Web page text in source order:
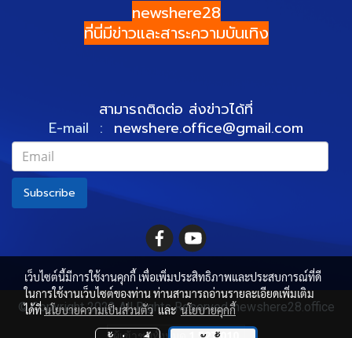
newshere28
ที่นี่มีข่าวและสาระความบันเทิง
สามารถติดต่อ ส่งข่าวได้ที่
E-mail : newshere.office@gmail.com
Subscribe
© Copyright 2022 All Rights Reserved. newshere28.office
ผู้เข้าชมทั้งหมด
1,527,010
เว็บไซต์นี้มีการใช้งานคุกกี้ เพื่อเพิ่มประสิทธิภาพและประสบการณ์ที่ดี
ในการใช้งานเว็บไซต์ของท่าน ท่านสามารถอ่านรายละเอียดเพิ่มเติม
ได้ที่นโยบายความเป็นส่วนตัวและนโยบายคุกกี้